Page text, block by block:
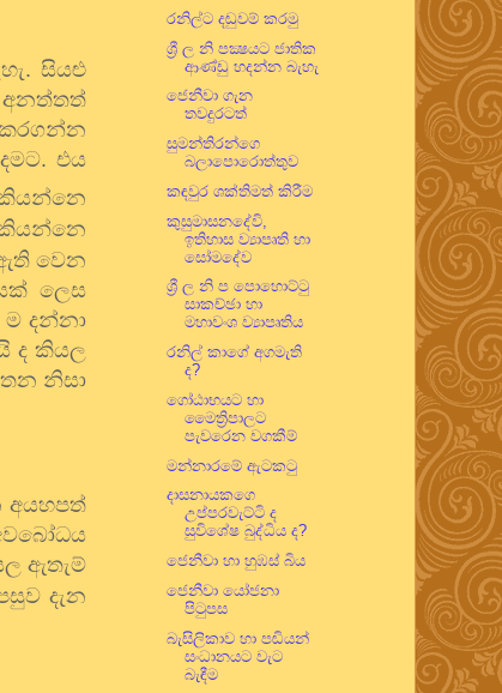
සියළු
අනත්තත්
කරගන්න
එය
කියන්නෙ
ඇති වෙන
ලෙස
ම දන්නා
ද කියල
නිසා
අයහපත්
ඇතැම්
දැන
රනිල්ට දඬුවම් කරමු
ශ්‍රී ල නි පක්‍ෂයට ජාතික
ආණ්ඩු හදන්න බැහැ
ජෙනීවා ගැන
තවදුරටත්
සුමන්තිරන්ගෙ
බලාපොරොත්තුව
කඳවුර ශක්තිමත් කිරීම
කුසුමාසනදේවි,
ඉතිහාස ව්‍යාපෘති හා
සෝමදේව
ශ්‍රී ල නි ප පොහොට්ටු
සාකච්ඡා හා
මහාවංශ ව්‍යාපෘතිය
රනිල් කාගේ අගමැති
ද?
ගෝඨාභයට හා
මෛත්‍රිපාලට
පැවරෙන වගකීම්
මන්නාරමේ ඇටකටු
දාසනායකගෙ
උප්පරවැට්ටි ද
සුවිශේෂ බුද්ධිය ද?
ජෙනීවා හා හුඹස් බිය
ජෙනීවා යෝජනා
පිටුපස
බැසිලිකාව හා පඬියන්
සංධානයට වැට
බැඳීම